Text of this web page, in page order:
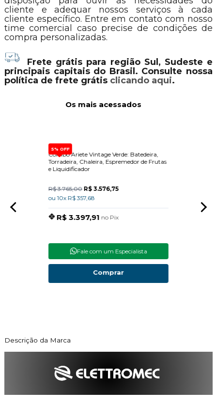
cliente e adequar nossos serviços à cada
cliente específico. Entre em contato com nosso
time comercial caso precise de condições de
compra personalizadas.
Frete grátis para região Sul, Sudeste e
principais capitais do Brasil. Consulte nossa
política de frete grátis clicando aqui.
Os mais acessados
5% OFF
Combo Ariete Vintage Verde: Batedeira,
Torradeira, Chaleira, Espremedor de Frutas
e Liquidificador
R$ 3.765,00 R$ 3.576,75
ou 10x R$ 357,68
R$ 3.397,91 no Pix
Fale com um Especialista
Comprar
Descrição da Marca